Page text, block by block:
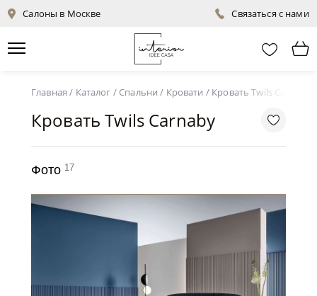
Салоны в Москве Связаться с нами
Главная / Каталог / Спальни / Кровати / Кровать Twils Carnaby
Кровать Twils Carnaby
Фото 17